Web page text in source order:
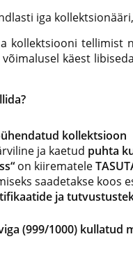
iga
kollektsiooni tellimist
võimalusel käest
kollektsioon
ja kaetud puhta
on kiirematele
saadetakse koos
ja
(999/1000) kullatud